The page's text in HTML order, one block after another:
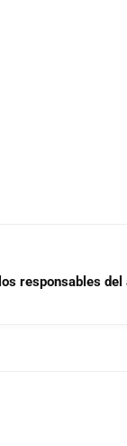
responsables del